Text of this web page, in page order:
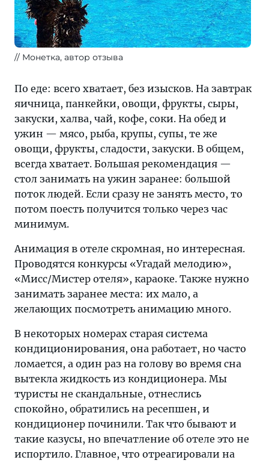
Монетка, автор отзыва
По еде: всего хватает, без изысков. На завтрак
яичница, панкейки, овощи, фрукты, сыры,
закуски, халва, чай, кофе, соки. На обед и
ужин — мясо, рыба, крупы, супы, те же
овощи, фрукты, сладости, закуски. В общем,
всегда хватает. Большая рекомендация —
стол занимать на ужин заранее: большой
поток людей. Если сразу не занять место, то
потом поесть получится только через час
минимум.
Анимация в отеле скромная, но интересная.
Проводятся конкурсы «Угадай мелодию»,
«Мисс/Мистер отеля», караоке. Также нужно
занимать заранее места: их мало, а
желающих посмотреть анимацию много.
В некоторых номерах старая система
кондиционирования, она работает, но часто
ломается, а один раз на голову во время сна
вытекла жидкость из кондиционера. Мы
туристы не скандальные, отнеслись
спокойно, обратились на ресепшен, и
кондиционер починили. Так что бывают и
такие казусы, но впечатление об отеле это не
испортило. Главное, что отреагировали на